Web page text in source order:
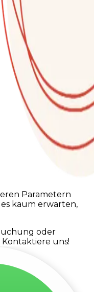
Parametern
kaum erwarten,
oder
Kontaktiere uns!